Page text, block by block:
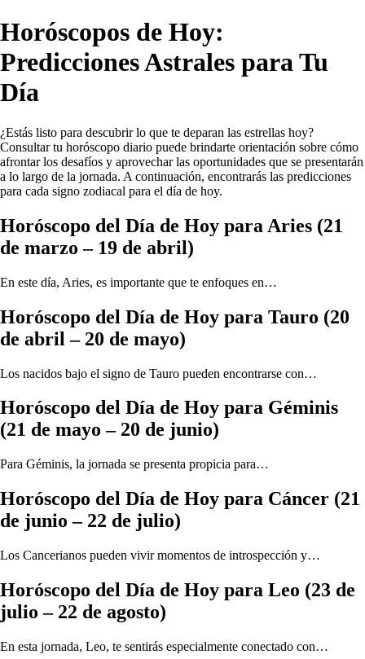
Horóscopos de Hoy:
Predicciones Astrales para Tu
Día
¿Estás listo para descubrir lo que te deparan las estrellas hoy?
Consultar tu horóscopo diario puede brindarte orientación sobre cómo
afrontar los desafíos y aprovechar las oportunidades que se presentarán
a lo largo de la jornada. A continuación, encontrarás las predicciones
para cada signo zodiacal para el día de hoy.
Horóscopo del Día de Hoy para Aries (21
de marzo – 19 de abril)
En este día, Aries, es importante que te enfoques en…
Horóscopo del Día de Hoy para Tauro (20
de abril – 20 de mayo)
Los nacidos bajo el signo de Tauro pueden encontrarse con…
Horóscopo del Día de Hoy para Géminis
(21 de mayo – 20 de junio)
Para Géminis, la jornada se presenta propicia para…
Horóscopo del Día de Hoy para Cáncer (21
de junio – 22 de julio)
Los Cancerianos pueden vivir momentos de introspección y…
Horóscopo del Día de Hoy para Leo (23 de
julio – 22 de agosto)
En esta jornada, Leo, te sentirás especialmente conectado con…